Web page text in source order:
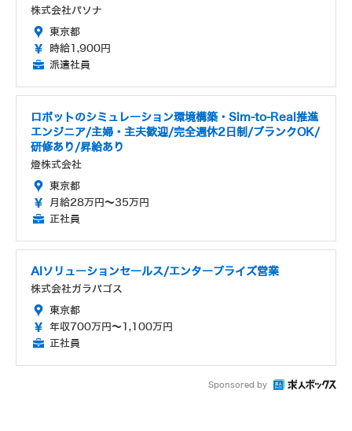
株式会社パソナ
東京都
時給1,900円
派遣社員
ロボットのシミュレーション環境構築・Sim-to-Real推進
エンジニア/主婦・主夫歓迎/完全週休2日制/ブランクOK/
研修あり/昇給あり
燈株式会社
東京都
月給28万円～35万円
正社員
AIソリューションセールス/エンタープライズ営業
株式会社ガラパゴス
東京都
年収700万円～1,100万円
正社員
Sponsored by